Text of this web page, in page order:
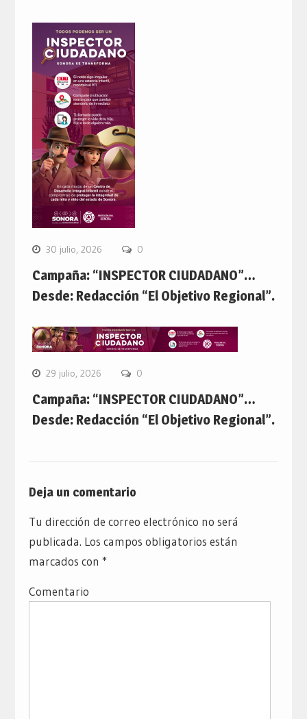
30 julio, 2026 0
Campaña: “INSPECTOR CIUDADANO”…
Desde: Redacción “El Objetivo Regional”.
29 julio, 2026 0
Campaña: “INSPECTOR CIUDADANO”…
Desde: Redacción “El Objetivo Regional”.
Deja un comentario
Tu dirección de correo electrónico no será
publicada. Los campos obligatorios están
marcados con *
Comentario